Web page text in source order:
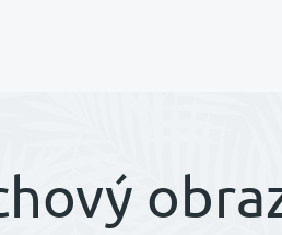
Raketa